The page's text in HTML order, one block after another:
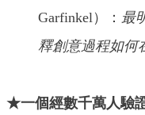
Garfinkel）： 最
釋創意過程如何
★一個經數千萬人驗